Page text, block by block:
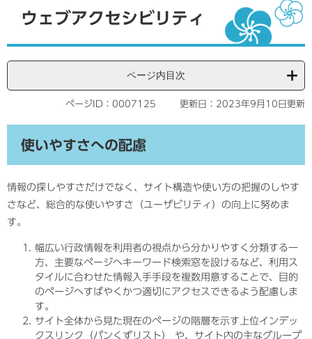
ウェブアクセシビリティ
ページ内目次
ページID：0007125 更新日：2023年9月10日更新
使いやすさへの配慮
情報の探しやすさだけでなく、サイト構造や使い方の把握のしやす
さなど、総合的な使いやすさ（ユーザビリティ）の向上に努めま
す。
幅広い行政情報を利用者の視点から分かりやすく分類する一
方、主要なページへキーワード検索窓を設けるなど、利用ス
タイルに合わせた情報入手手段を複数用意することで、目的
のページへすばやくかつ適切にアクセスできるよう配慮しま
す。
サイト全体から見た現在のページの階層を示す上位インデッ
クスリンク（パンくずリスト） や、サイト内の主なグループ